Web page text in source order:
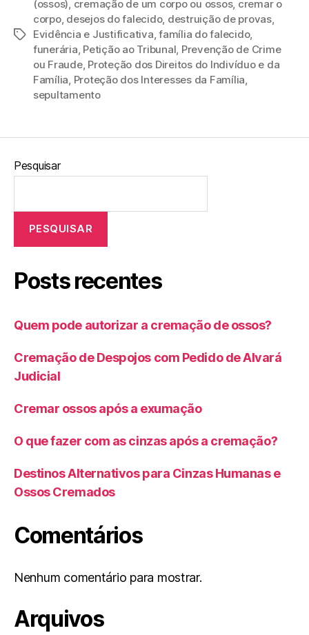
(ossos), cremação de um corpo ou ossos, cremar o
corpo, desejos do falecido, destruição de provas,
Evidência e Justificativa,família do falecido,
funerária, Petição ao Tribunal, Prevenção de Crime
ou Fraude, Proteção dos Direitos do Indivíduo e da
Família, Proteção dos Interesses da Família,
sepultamento
Pesquisar
PESQUISAR
Posts recentes
Quem pode autorizar a cremação de ossos?
Cremação de Despojos com Pedido de Alvará
Judicial
Cremar ossos após a exumação
O que fazer com as cinzas após a cremação?
Destinos Alternativos para Cinzas Humanas e
Ossos Cremados
Comentários
Nenhum comentário para mostrar.
Arquivos